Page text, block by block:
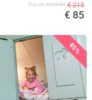
Prijs van aanbieder € 213
€ 85
45%